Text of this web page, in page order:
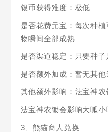
银币获得难度：极低
是否花费元宝：每次种
物瞬间全部成熟
是否渠道稳定：只要种
是否额外加成：暂无其
其他额外影响：法宝神
法宝神农锄会影响大呱
3、熊猫商人兑换